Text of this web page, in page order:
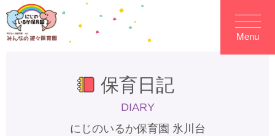
Menu
保育日記
DIARY
にじのいるか保育園 氷川台